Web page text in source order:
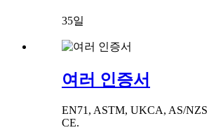
35일
여러 인증서
EN71, ASTM, UKCA, AS/NZS
CE.